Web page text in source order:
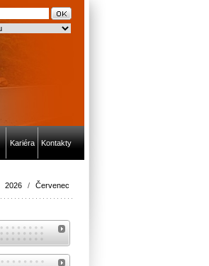
Kariéra Kontakty
2026 / Červenec